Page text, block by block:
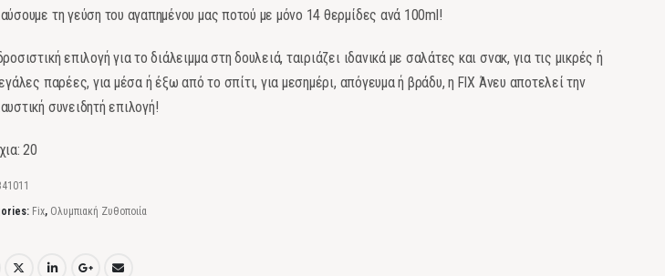
τη γεύση του αγαπημένου μας ποτού με μόνο 14 θερμίδες ανά 100ml!
επιλογή για το διάλειμμα στη δουλειά, ταιριάζει ιδανικά με σαλάτες και σνακ, για τις μικρές ή
παρέες, για μέσα ή έξω από το σπίτι, για μεσημέρι, απόγευμα ή βράδυ, η FIX Άνευ αποτελεί την
συνειδητή επιλογή!
20
Fix, Ολυμπιακή Ζυθοποιία